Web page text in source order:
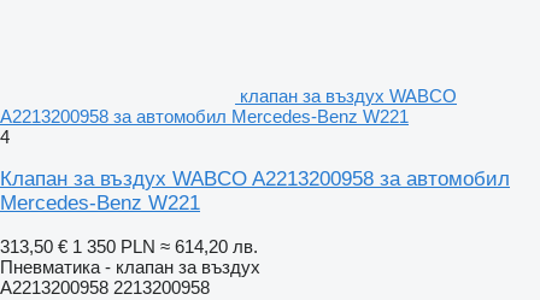
клапан за въздух WABCO
A2213200958 за автомобил Mercedes-Benz W221
4
Клапан за въздух WABCO A2213200958 за автомобил
Mercedes-Benz W221
313,50 € 1 350 PLN ≈ 614,20 лв.
Пневматика - клапан за въздух
A2213200958 2213200958